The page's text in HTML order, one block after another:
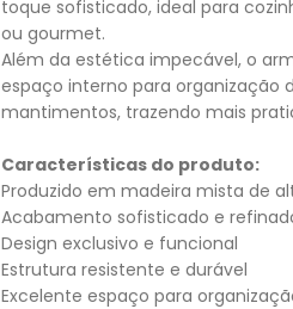
toque sofisticado, ideal para
ou gourmet.
Além da estética impecável, o
espaço interno para organização
mantimentos, trazendo mais
Características do produto:
Produzido em madeira mista de
Acabamento sofisticado e
Design exclusivo e funcional
Estrutura resistente e durável
Excelente espaço para